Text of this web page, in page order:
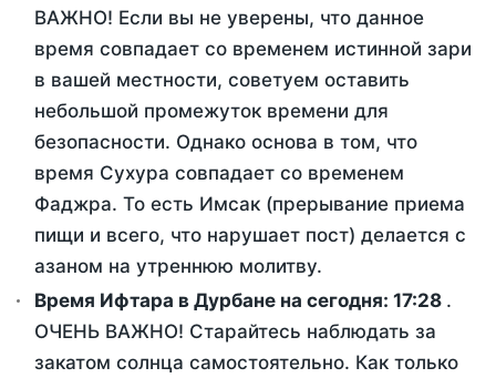
ВАЖНО! Если вы не уверены, что данное
время совпадает со временем истинной зари
в вашей местности, советуем оставить
небольшой промежуток времени для
безопасности. Однако основа в том, что
время Сухура совпадает со временем
Фаджра. То есть Имсак (прерывание приема
пищи и всего, что нарушает пост) делается с
азаном на утреннюю молитву.
Время Ифтара в Дурбане на сегодня: 17:28 .
ОЧЕНЬ ВАЖНО! Старайтесь наблюдать за
закатом солнца самостоятельно. Как только